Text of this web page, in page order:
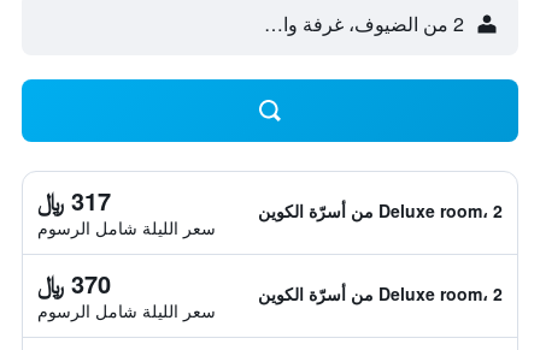
2 من الضيوف، غرفة واحدة
Deluxe room، 2 من أسرّة الكوين 317 ﷼
سعر الليلة شامل الرسوم
Deluxe room، 2 من أسرّة الكوين 370 ﷼
سعر الليلة شامل الرسوم